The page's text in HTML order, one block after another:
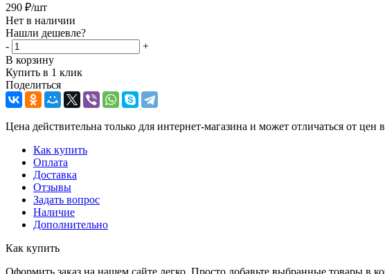
290 ₽/шт
Нет в наличии
Нашли дешевле?
-
+
В корзину
Купить в 1 клик
Поделиться
Цена действительна только для интернет-магазина и может отличаться от цен
Как купить
Оплата
Доставка
Отзывы
Задать вопрос
Наличие
Дополнительно
Как купить
Оформить заказ на нашем сайте легко. Просто добавьте выбранные товары в